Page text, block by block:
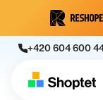
+420 604 600